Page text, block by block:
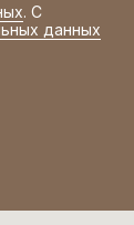
. С
данных